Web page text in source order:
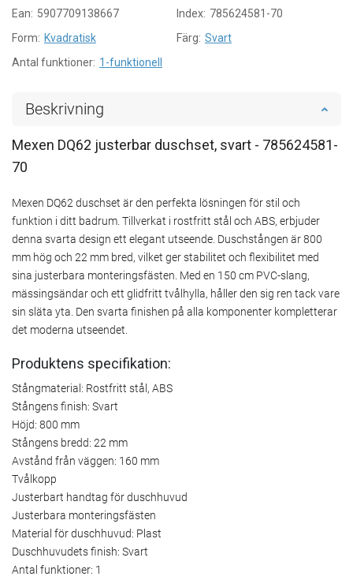
Ean: 5907709138667 Index: 785624581-70
Form: Kvadratisk Färg: Svart
Antal funktioner: 1-funktionell
Beskrivning
Mexen DQ62 justerbar duschset, svart - 785624581-
70
Mexen DQ62 duschset är den perfekta lösningen för stil och
funktion i ditt badrum. Tillverkat i rostfritt stål och ABS, erbjuder
denna svarta design ett elegant utseende. Duschstången är 800
mm hög och 22 mm bred, vilket ger stabilitet och flexibilitet med
sina justerbara monteringsfästen. Med en 150 cm PVC-slang,
mässingsändar och ett glidfritt tvålhylla, håller den sig ren tack vare
sin släta yta. Den svarta finishen på alla komponenter kompletterar
det moderna utseendet.
Produktens specifikation:
Stångmaterial: Rostfritt stål, ABS
Stångens finish: Svart
Höjd: 800 mm
Stångens bredd: 22 mm
Avstånd från väggen: 160 mm
Tvålkopp
Justerbart handtag för duschhuvud
Justerbara monteringsfästen
Material för duschhuvud: Plast
Duschhuvudets finish: Svart
Antal funktioner: 1